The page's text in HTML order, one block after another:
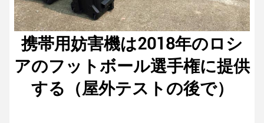
携帯用妨害機は2018年のロシ
アのフットボール選手権に提供
する（屋外テストの後で）